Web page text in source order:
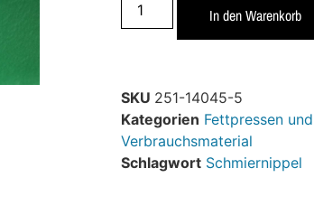
In den Warenkorb
SKU 251-14045-5
Kategorien Fettpressen
Verbrauchsmaterial
Schlagwort Schmiernippel